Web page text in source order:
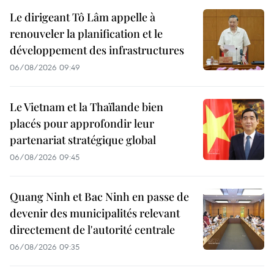
Le dirigeant Tô Lâm appelle à
renouveler la planification et le
développement des infrastructures
06/08/2026 09:49
Le Vietnam et la Thaïlande bien
placés pour approfondir leur
partenariat stratégique global
06/08/2026 09:45
Quang Ninh et Bac Ninh en passe de
devenir des municipalités relevant
directement de l'autorité centrale
06/08/2026 09:35